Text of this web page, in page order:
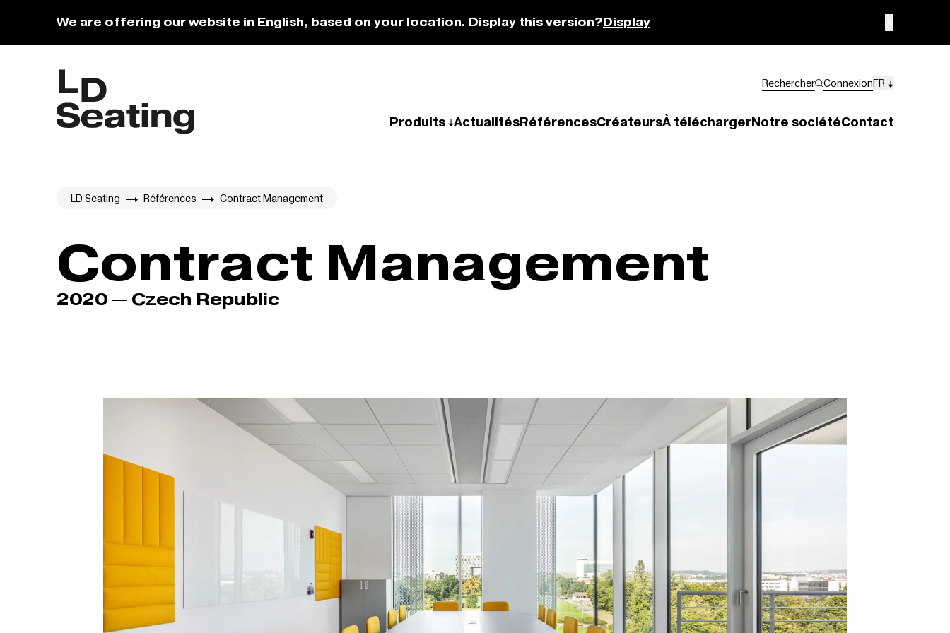
We are offering our website in English, based on your location. Display this version?Display
Rechercher ConnexionFR
Produits ActualitésRéférencesCréateursÀ téléchargerNotre sociétéContact
LD Seating Références Contract Management
Contract Management
2020 — Czech Republic